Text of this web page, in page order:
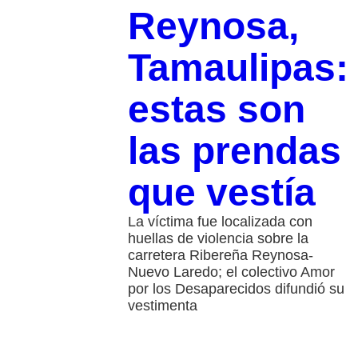
Reynosa,
Tamaulipas:
estas son
las prendas
que vestía
La víctima fue localizada con
huellas de violencia sobre la
carretera Ribereña Reynosa-
Nuevo Laredo; el colectivo Amor
por los Desaparecidos difundió su
vestimenta